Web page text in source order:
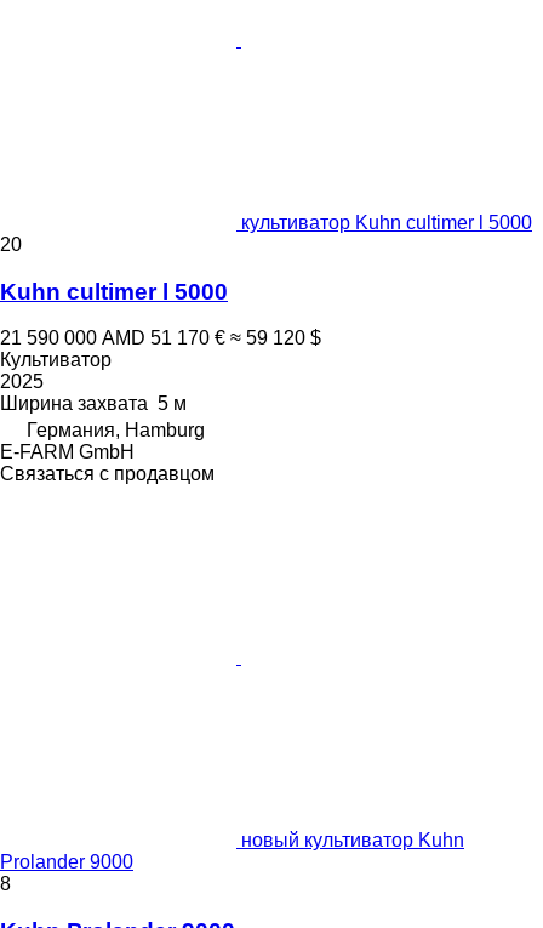
культиватор Kuhn cultimer l 5000
20
Kuhn cultimer l 5000
21 590 000 AMD 51 170 € ≈ 59 120 $
Культиватор
2025
Ширина захвата 5 м
Германия, Hamburg
E-FARM GmbH
Связаться с продавцом
новый культиватор Kuhn
Prolander 9000
8